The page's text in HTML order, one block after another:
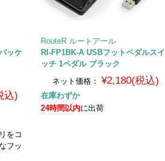
ッケ
込)
をコ
フッ
RouteR ルートアール
RI-FP1BK-A USBフットペダルスイ
ッチ 1ペダル ブラック
ネット価格： ¥2,180(税込)
在庫わずか
24時間以内に出荷